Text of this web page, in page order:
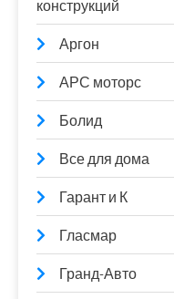
конструкций
Аргон
АРС моторс
Болид
Все для дома
Гарант и К
Гласмар
Гранд-Авто